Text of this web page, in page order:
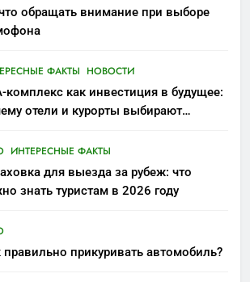
обращать внимание при выборе
ФАКТЫ НОВОСТИ
комплекс как инвестиция в будущее:
отели и курорты выбирают
ИНТЕРЕСНЫЕ ФАКТЫ
для выезда за рубеж: что
знать туристам в 2026 году
правильно прикуривать автомобиль?